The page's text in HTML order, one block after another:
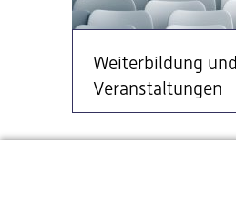
Weiterbildung und
Veranstaltungen